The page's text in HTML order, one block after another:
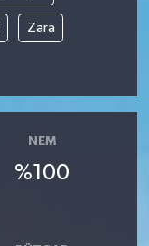
Zara
NEM
%100